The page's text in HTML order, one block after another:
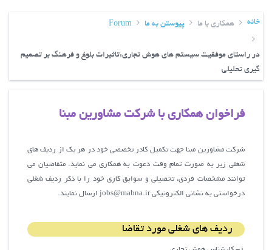
خانه همکاری با ما پیوستن به ما Forum
در راستای موفقیت سیستم های هوش تجاری:تاثیرات بلوغ و فرهنگ بر تصمیم
گیری تحلیلی
فراخوان همکاری با شرکت مشاورین مبنا
شرکت مشاورین مبنا جهت تکمیل کادر تخصصی خود در هر یک از ردیف های
شغلی زیر به صورت تمام وقت دعوت به همکاری می نماید. متقاضیان می
توانند مشخصات فردی، تحصیلی و سوابق کاری خود را با ذکر ردیف شغلی
درخواستی به نشانی الکترونیکی jobs@mabna.ir ارسال نمایند.
ردیف های شغلی مورد تقاضا